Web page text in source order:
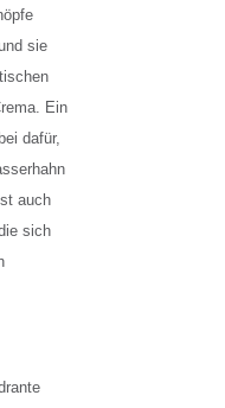
sie
Ein
dafür,
auch
sich